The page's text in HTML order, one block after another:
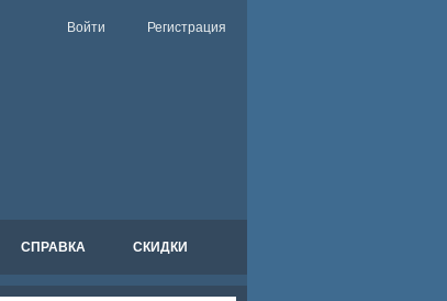
Войти Регистрация
СПРАВКА СКИДКИ